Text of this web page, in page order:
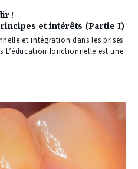
!
et intérêts (Partie I)
et intégration dans les prises
L’éducation fonctionnelle est une